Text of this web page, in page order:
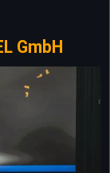
GmbH